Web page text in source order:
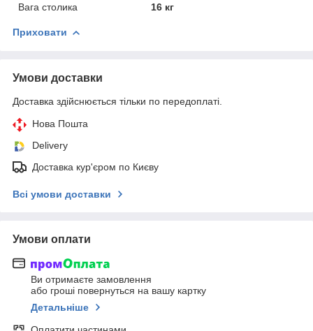
Вага столика
16 кг
Приховати
Умови доставки
Доставка здійснюється тільки по передоплаті.
Нова Пошта
Delivery
Доставка кур'єром по Києву
Всі умови доставки
Умови оплати
Ви отримаєте замовлення
або гроші повернуться на вашу картку
Детальніше